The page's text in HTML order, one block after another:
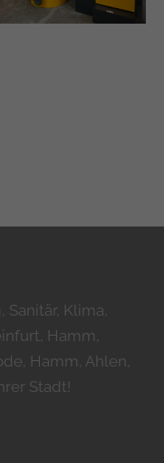
Klima,
Hamm,
Hamm, Ahlen,
Stadt!